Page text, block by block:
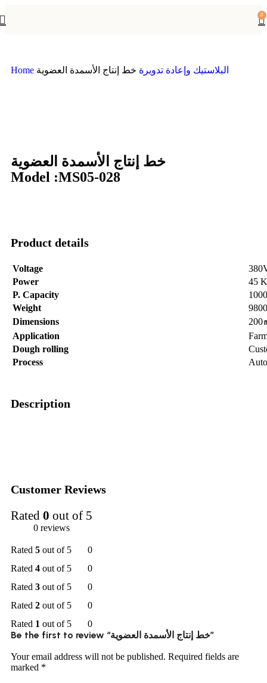
0
Home البلاستيك وإعادة تدويرة خط إنتاج الأسمدة العضوية
خط إنتاج الأسمدة العضوية
Model :MS05-028
Product details
Voltage
Power
45
P. Capacity
Weight
Dimensions
200
Application
Dough rolling
Process
Description
Customer Reviews
Rated 0 out of 5
0 reviews
Rated 5 out of 5
0
Rated 4 out of 5
0
Rated 3 out of 5
0
Rated 2 out of 5
0
Rated 1 out of 5 0
Be the first to review “خط إنتاج الأسمدة العضوية”
Your email address will not be published. Required fields are
marked *